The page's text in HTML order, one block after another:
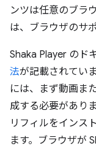
ンツは任意のブラ
は、ブラウザのサ
Shaka Player のド
法が記載されてい
には、まず動画ま
成する必要があり
リフィルをインス
ます。ブラウザが